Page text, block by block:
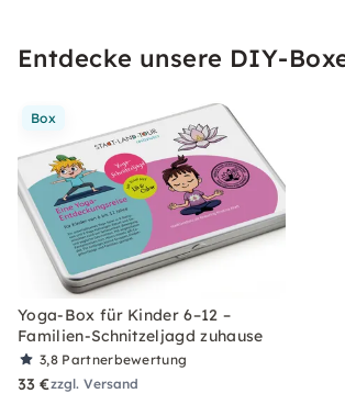
Entdecke unsere DIY-
Box
Yoga-Box für Kinder 6–12 –
Familien-Schnitzeljagd zuhause
3,8 Partnerbewertung
33 €zzgl. Versand